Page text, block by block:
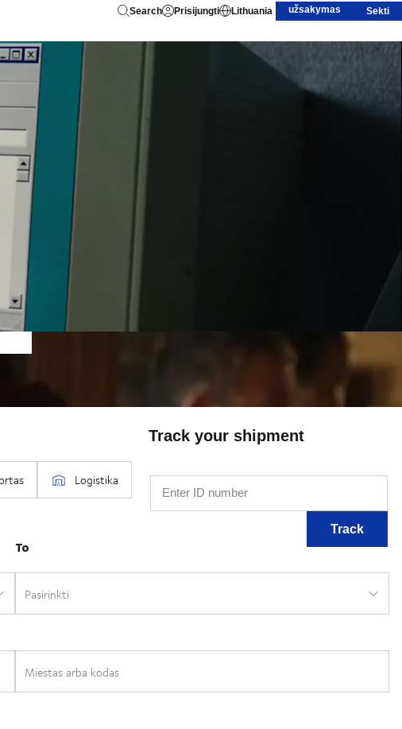
Search Prisijungti Lithuania užsakymas Sekti
Track your shipment
Enter ID number
Track